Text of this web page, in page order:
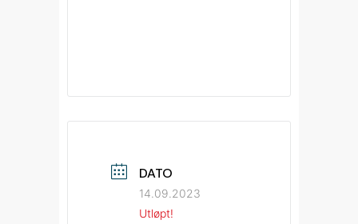
DATO
14.09.2023
Utløpt!